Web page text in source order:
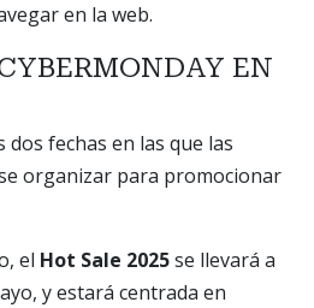
en la web.
EN
fechas en las que las
organizar para promocionar
el Hot Sale 2025se llevará a
y estará centrada en